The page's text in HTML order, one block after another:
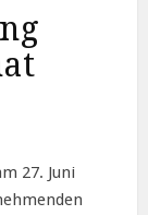
27. Juni